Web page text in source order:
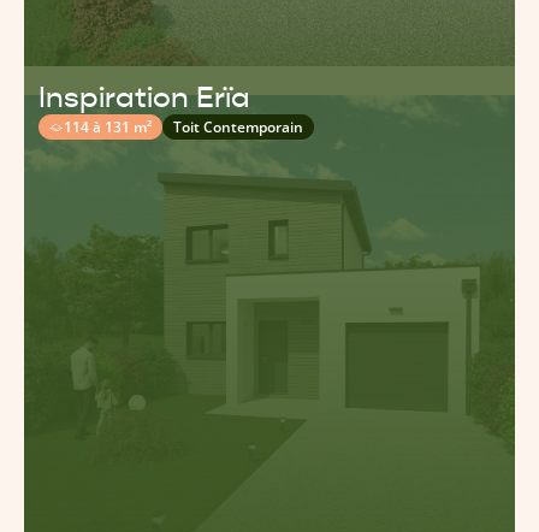
Inspiration Erïa
114 à 131 m² Toit Contemporain